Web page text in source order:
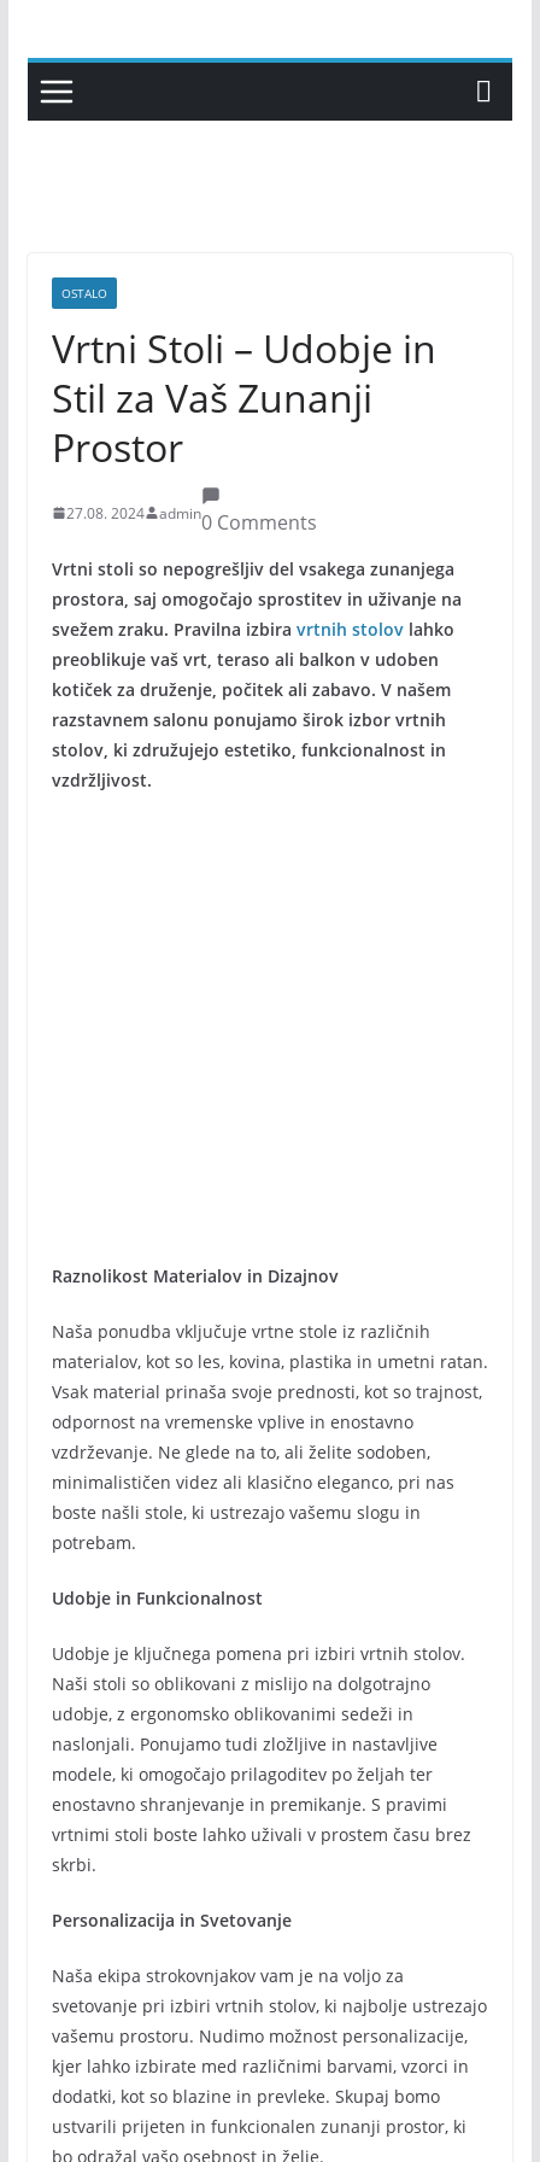
content
OSTALO
Vrtni Stoli – Udobje in
Stil za Vaš Zunanji
Prostor
27.08. 2024 admin0 Comments
Vrtni stoli so nepogrešljiv del vsakega zunanjega
prostora, saj omogočajo sprostitev in uživanje na
svežem zraku. Pravilna izbira vrtnih stolovlahko
preoblikuje vaš vrt, teraso ali balkon v udoben
kotiček za druženje, počitek ali zabavo. V našem
razstavnem salonu ponujamo širok izbor vrtnih
stolov, ki združujejo estetiko, funkcionalnost in
vzdržljivost.
Raznolikost Materialov in Dizajnov
Naša ponudba vključuje vrtne stole iz različnih
materialov, kot so les, kovina, plastika in umetni ratan.
Vsak material prinaša svoje prednosti, kot so trajnost,
odpornost na vremenske vplive in enostavno
vzdrževanje. Ne glede na to, ali želite sodoben,
minimalističen videz ali klasično eleganco, pri nas
boste našli stole, ki ustrezajo vašemu slogu in
potrebam.
Udobje in Funkcionalnost
Udobje je ključnega pomena pri izbiri vrtnih stolov.
Naši stoli so oblikovani z mislijo na dolgotrajno
udobje, z ergonomsko oblikovanimi sedeži in
naslonjali. Ponujamo tudi zložljive in nastavljive
modele, ki omogočajo prilagoditev po željah ter
enostavno shranjevanje in premikanje. S pravimi
vrtnimi stoli boste lahko uživali v prostem času brez
skrbi.
Personalizacija in Svetovanje
Naša ekipa strokovnjakov vam je na voljo za
svetovanje pri izbiri vrtnih stolov, ki najbolje ustrezajo
vašemu prostoru. Nudimo možnost personalizacije,
kjer lahko izbirate med različnimi barvami, vzorci in
dodatki, kot so blazine in prevleke. Skupaj bomo
ustvarili prijeten in funkcionalen zunanji prostor, ki
bo odražal vašo osebnost in želje.